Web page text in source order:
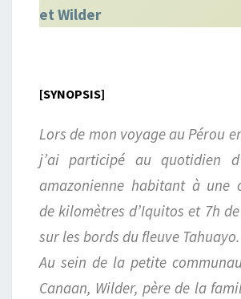
et Wilder
[SYNOPSIS]
Lors de mon voyage au Pérou
j’ai participé au quotidien
amazonienne habitant à une
de kilomètres d’Iquitos et 7h
sur les bords du fleuve Tahuayo.
Au sein de la petite
Canaan, Wilder, père de la